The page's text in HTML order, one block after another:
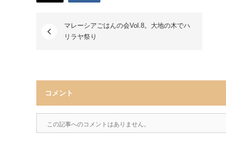
マレーシアごはんの会Vol.8。大地の木でハ
リラヤ祭り
コメント
この記事へのコメントはありません。